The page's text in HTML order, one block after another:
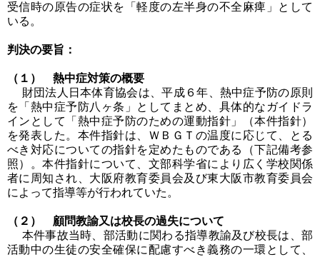
受信時の原告の症状を「軽度の左半身の不全麻痺」として
いる。
判決の要旨：
（１） 熱中症対策の概要
財団法人日本体育協会は、平成６年、熱中症予防の原則
を「熱中症予防八ヶ条」としてまとめ、具体的なガイドラ
インとして「熱中症予防のための運動指針」（本件指針）
を発表した。本件指針は、ＷＢＧＴの温度に応じて、とる
べき対応についての指針を定めたものである（下記備考参
照）。本件指針について、文部科学省により広く学校関係
者に周知され、大阪府教育委員会及び東大阪市教育委員会
によって指導等が行われていた。
（２） 顧問教諭又は校長の過失について
本件事故当時、部活動に関わる指導教諭及び校長は、部
活動中の生徒の安全確保に配慮すべき義務の一環として、